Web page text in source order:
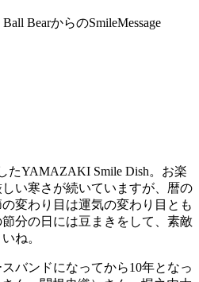
BearからのSmileMessage
たYAMAZAKI Smile Dish。お楽
い寒さが続いていますが、暦の
変わり目は運気の変わり目とも
分の日には豆まきをして、素敵
ね。
バンドになってから10年となっ